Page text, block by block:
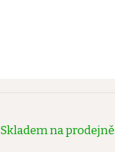
Skladem na prodejně